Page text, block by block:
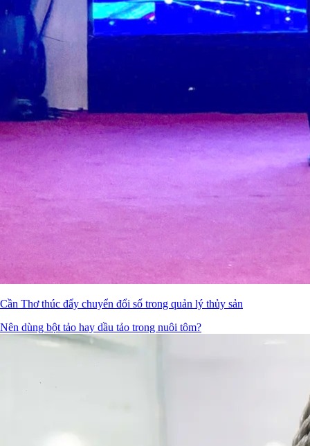
Cần Thơ thúc đẩy chuyển đổi số trong quản lý thủy sản
Nên dùng bột tảo hay dầu tảo trong nuôi tôm?